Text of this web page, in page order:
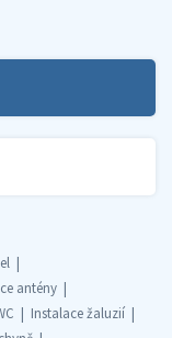
antény
Instalace žaluzií